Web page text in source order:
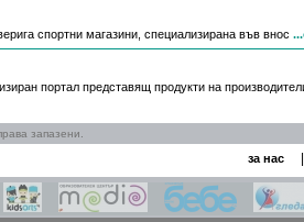
спортни магазини, специализирана във внос
портал представящ продукти на
запазени.
за нас |